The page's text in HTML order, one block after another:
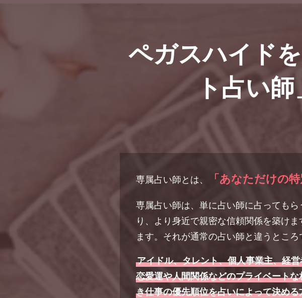
ペガスハイド
ト占い師
専属占い師とは、 「あなただけの
専属占い師は、単に占い師に占っても
り、より身近で親密な信頼関係を築け
ます。それが通常の占い師と違うところ
アイドル、タレント、個人事業主、経
恋愛運や人間関係などのプライベート
き仕事の優先順位を占いによって決め